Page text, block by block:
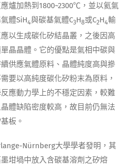
爐加熱到1800~2300℃，並以氦氣
體SiH4與碳基氣體C3H8或C2H4輸
以生成碳化矽結晶叢，之後因高
晶晶體。它的優點是氣相中碳與
供應氣體原料、晶體純度高與摻
要以高純度碳化矽粉末為原料，
應動力學上的不穩定因素，較難
體缺陷密度較高，故目前仍無法
板。
Nürnberg大學學者發明，其
坩堝中放入含碳基溶劑之矽熔